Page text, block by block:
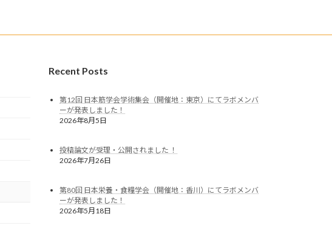
Recent Posts
第12回 日本筋学会学術集会（開催地：東京）にてラボメンバ
ーが発表しました！
2026年8月5日
投稿論文が受理・公開されました ！
2026年7月26日
第80回 日本栄養・食糧学会（開催地：香川）にてラボメンバ
ーが発表しました！
2026年5月18日